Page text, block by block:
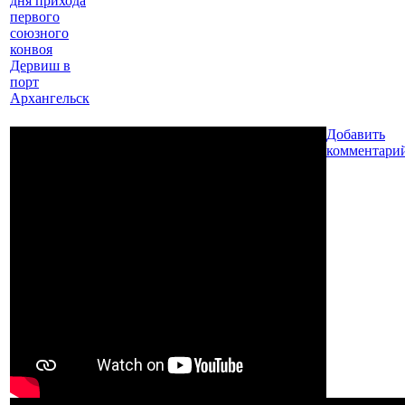
первого
союзного
конвоя
Дервиш в
порт
Архангельск
Добавить